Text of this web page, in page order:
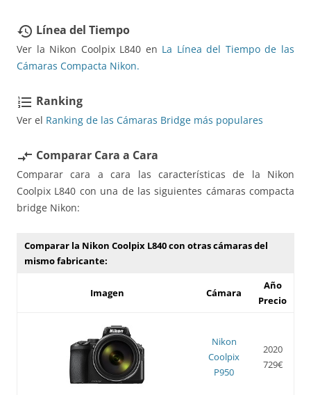
restore Línea del Tiempo
Ver la Nikon Coolpix L840 en La Línea del Tiempo de las
Cámaras Compacta Nikon.
format_list_numbered Ranking
Ver el Ranking de las Cámaras Bridge más populares
compare_arrows Comparar Cara a Cara
Comparar cara a cara las características de la Nikon
Coolpix L840 con una de las siguientes cámaras compacta
bridge Nikon:
Comparar la Nikon Coolpix L840 con otras cámaras del
mismo fabricante:
Imagen Cámara
Año
Precio
Nikon
Coolpix
P950
2020
729€